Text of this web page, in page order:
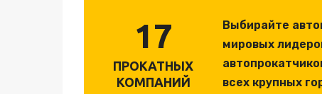
17
ПРОКАТНЫХ
КОМПАНИЙ
Выбирайте
мировых
всех крупных